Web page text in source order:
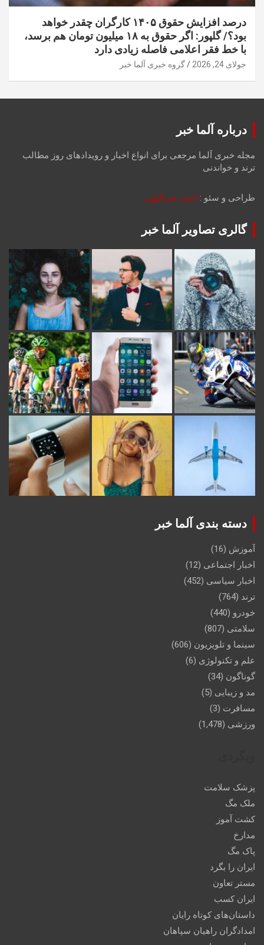
درصد افزایش حقوق ۱۴۰۵ کارگران چقدر خواهد
بود؟/ گلپور: اگر حقوق به ۱۸ میلیون تومان هم برسد،
با خط فقر اعلامی فاصله زیادی دارد
جولای 24, 2026 گروه خبری آلما خبر
درباره آلما خبر
مجله خبری آلما مرجعی برای انواع اخبار و رویدادهای روز مطالب
ترند و خواندنی
طراحی و سئو : احمد عبداللهی
گالری تصاویر آلما خبر
دسته بندی آلما خبر
آموزش (16)
اخبار اجتماعی (12)
اخبار سیاسی (452)
ترند (764)
خودرو (440)
سلامتی (807)
سینما و تلویزیون (606)
علم و تکنولوژی (6)
گوناگون (34)
مد و زیبایی (5)
مسافرت (3)
ورزشی (1,478)
پزشک سلامت
ملک مگ
کشت آموز
مدارخ
پاک مگ
ایران را بگرد
مستر تعاون
ایران کسب
داستان‌های کوتاه رایان
امدادگران راهیان سپاهان